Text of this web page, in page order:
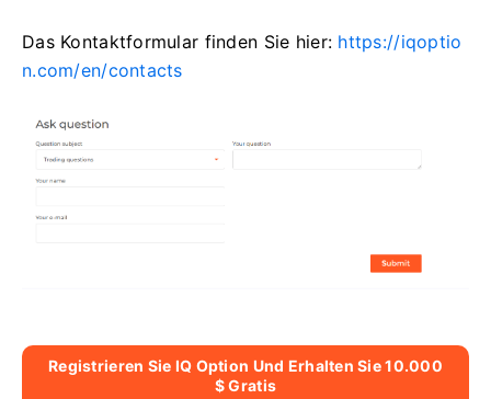
Das Kontaktformular finden Sie hier: https://iqoptio
n.com/en/contacts
Registrieren Sie IQ Option Und Erhalten Sie 10.000
$ Gratis